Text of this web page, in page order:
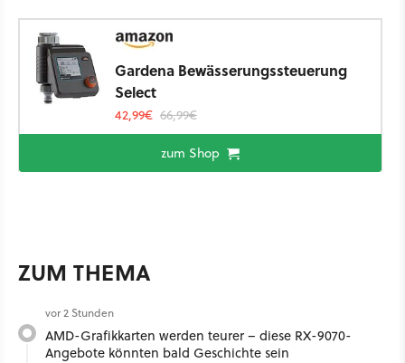
Gardena Bewässerungssteuerung
Select
42,99€ 66,99€
zum Shop
ZUM THEMA
vor 2 Stunden
AMD-Grafikkarten werden teurer – diese RX-9070-
Angebote könnten bald Geschichte sein